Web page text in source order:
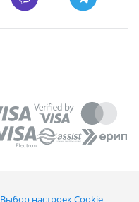
Выбор настроек Cookie